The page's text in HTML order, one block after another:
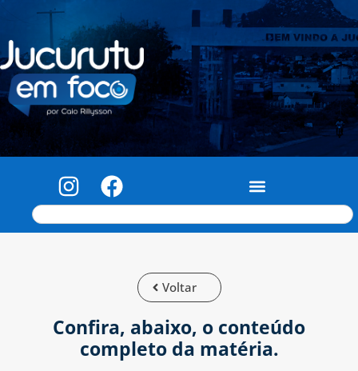
Voltar
Confira, abaixo, o conteúdo
completo da matéria.